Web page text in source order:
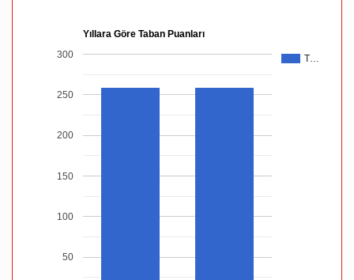
Yıllara Göre Taban Puanları
T…
50
100
150
200
250
300